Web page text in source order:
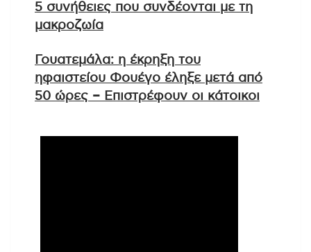
5 συνήθειες που συνδέονται με τη
μακροζωία
Γουατεμάλα: η έκρηξη του
ηφαιστείου Φουέγο έληξε μετά από
50 ώρες – Επιστρέφουν οι κάτοικοι